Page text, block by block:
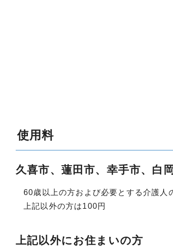
使用料
久喜市、蓮田市、幸手市、白
60歳以上の方および必要とする介護人
上記以外の方は100円
上記以外にお住まいの方